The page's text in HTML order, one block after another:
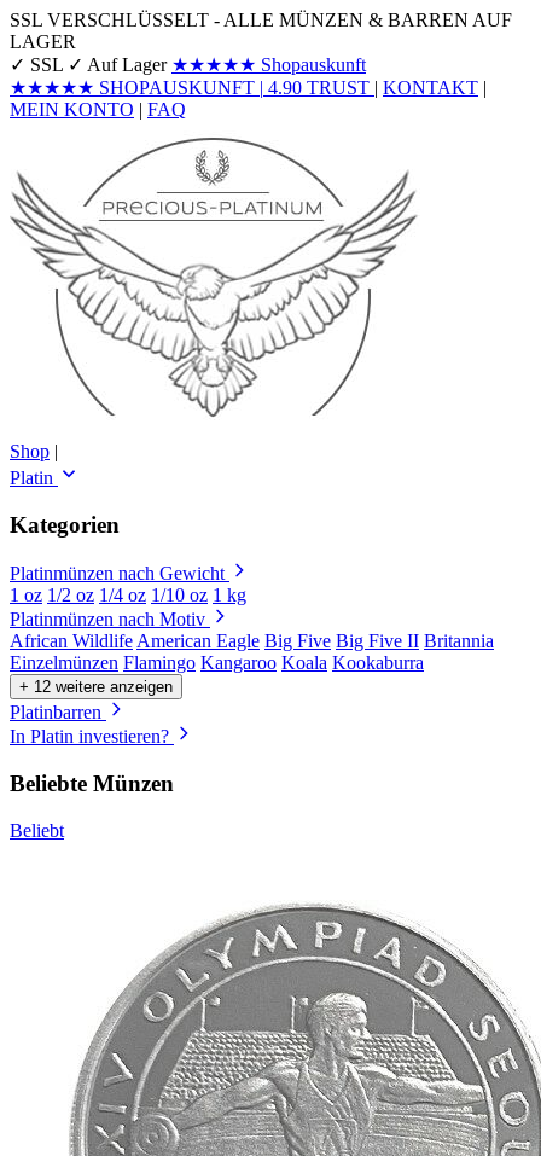
SSL VERSCHLÜSSELT - ALLE MÜNZEN & BARREN AUF
LAGER
✓ SSL ✓ Auf Lager ★★★★★ Shopauskunft
★★★★★ SHOPAUSKUNFT | 4.90 TRUST | KONTAKT |
MEIN KONTO | FAQ
Shop |
Platin
Kategorien
Platinmünzen nach Gewicht
1 oz 1/2 oz 1/4 oz 1/10 oz 1 kg
Platinmünzen nach Motiv
African WildlifeAmerican Eagle Big Five Big Five II Britannia
Einzelmünzen Flamingo Kangaroo Koala Kookaburra
+ 12 weitere anzeigen
Platinbarren
In Platin investieren?
Beliebte Münzen
Beliebt